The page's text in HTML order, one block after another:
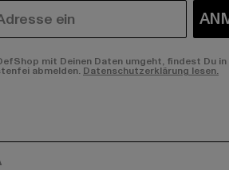
mit Deinen Daten umgeht, findest Du
abmelden. Datenschutzerklärung lesen.